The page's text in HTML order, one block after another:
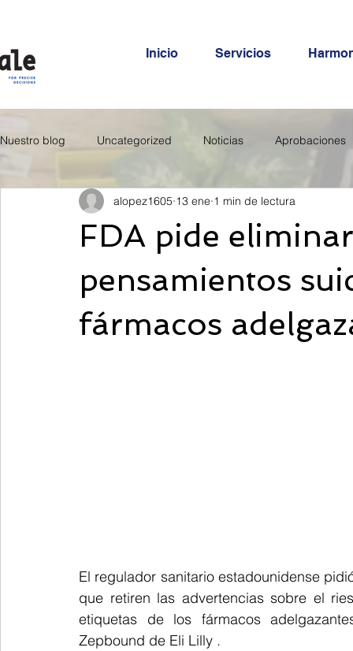
Inicio Servicios
Nuestro blog Uncategorized Noticias Aprobaciones
FDA pide
pensamientos
fármacos
alopez1605 13 ene 1 min de lectura
El regulador sanitario estadounidense
que ⁠retiren las advertencias sobre el
etiquetas de los ⁠fármacos adelgazantes ‌GLP-1, como ​Wegovy de Novo
Zepbound de Eli ​Lilly .